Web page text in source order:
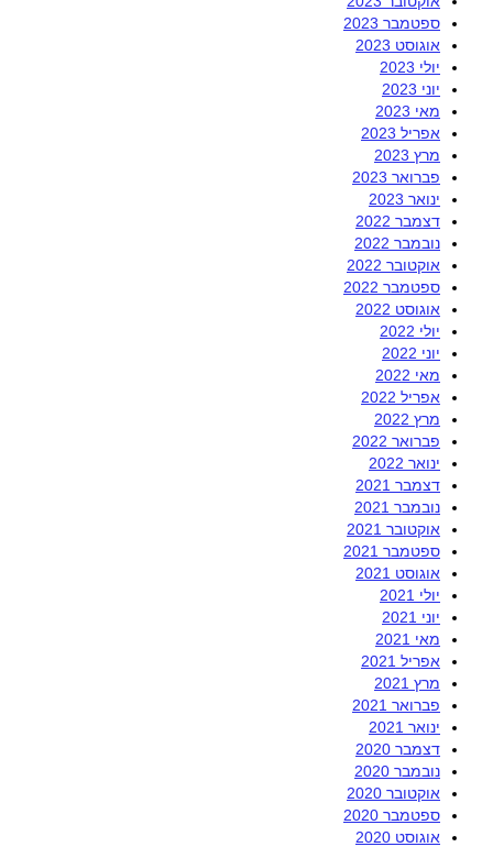
ספטמבר 2023
אוגוסט 2023
יולי 2023
יוני 2023
מאי 2023
אפריל 2023
מרץ 2023
פברואר 2023
ינואר 2023
דצמבר 2022
נובמבר 2022
אוקטובר 2022
ספטמבר 2022
אוגוסט 2022
יולי 2022
יוני 2022
מאי 2022
אפריל 2022
מרץ 2022
פברואר 2022
ינואר 2022
דצמבר 2021
נובמבר 2021
אוקטובר 2021
ספטמבר 2021
אוגוסט 2021
יולי 2021
יוני 2021
מאי 2021
אפריל 2021
מרץ 2021
פברואר 2021
ינואר 2021
דצמבר 2020
נובמבר 2020
אוקטובר 2020
ספטמבר 2020
אוגוסט 2020